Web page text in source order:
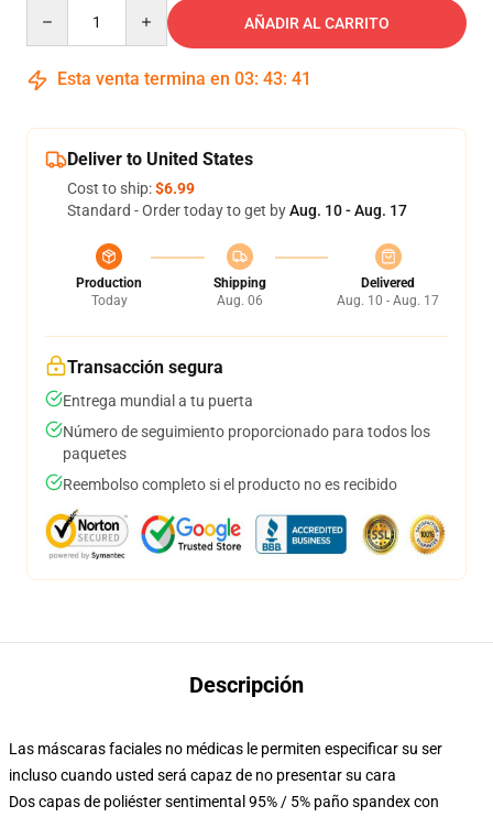
AÑADIR AL CARRITO
Esta venta termina en 03: 43: 41
Deliver to United States
Cost to ship:$6.99
Standard - Order today to get byAug. 10 - Aug. 17
Production
Today
Shipping
Aug. 06
Delivered
Aug. 10 - Aug. 17
Transacción segura
Entrega mundial a tu puerta
Número de seguimiento proporcionado para todos los
paquetes
Reembolso completo si el producto no es recibido
Descripción
Las máscaras faciales no médicas le permiten especificar su ser
incluso cuando usted será capaz de no presentar su cara
Dos capas de poliéster sentimental 95% / 5% paño spandex con